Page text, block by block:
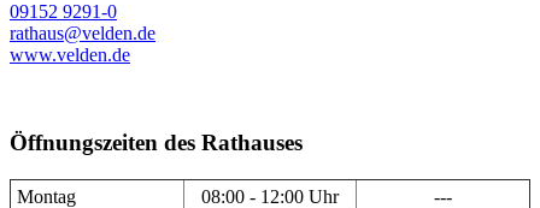
09152 9291-0
rathaus@velden.de
www.velden.de
Öffnungszeiten des Rathauses
Montag 08:00 - 12:00 Uhr
---